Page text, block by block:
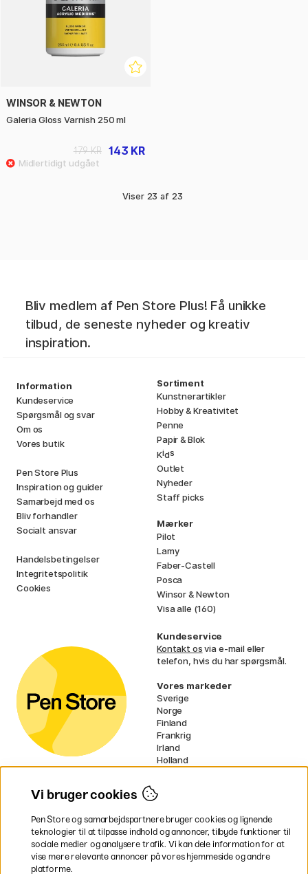
WINSOR & NEWTON
Galeria Gloss Varnish 250 ml
143 KR
179 KR
Viser 23 af 23
Bliv medlem af Pen Store Plus! Få unikke
tilbud, de seneste nyheder og kreativ
inspiration.
Information
Kundeservice
Spørgsmål og svar
Om os
Vores butik
Pen Store Plus
Inspiration og guider
Samarbejd med os
Bliv forhandler
Socialt ansvar
Handelsbetingelser
Integritetspolitik
Cookies
Sortiment
Kunstnerartikler
Hobby & Kreativitet
Penne
Papir & Blok
Kids
Outlet
Nyheder
Staff picks
Mærker
Pilot
Lamy
Faber-Castell
Posca
Winsor & Newton
Visa alle (160)
Kundeservice
Kontakt osvia e-mail eller
telefon, hvis du har spørgsmål.
Vores markeder
Sverige
Norge
Finland
Frankrig
Irland
Holland
EU
* Specifikkefragtvilkår gælder for
voluminøse varer.
Vi bruger cookies
Pen Store og samarbejdspartnere bruger cookies og lignende
teknologier til at tilpasse indhold og annoncer, tilbyde funktioner til
sociale medier og analysere trafik. Vi kan dele information for at
vise mere relevante annoncer på vores hjemmeside og andre
platforme.